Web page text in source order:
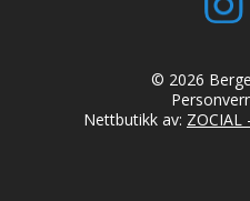
© 2026
Nettbutikk av: